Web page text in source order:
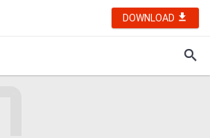
DOWNLOAD